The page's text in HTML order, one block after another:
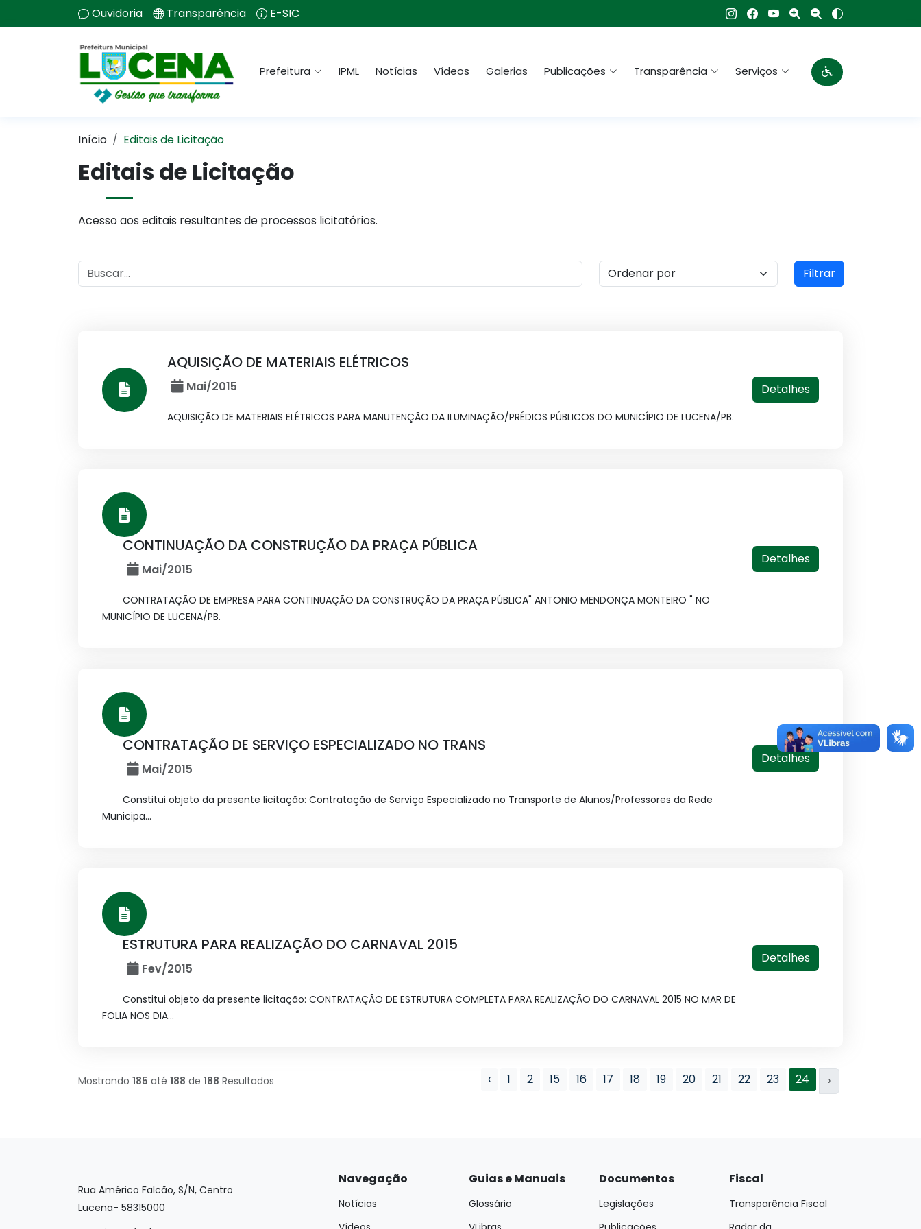
Ouvidoria Transparência E-SIC
Prefeitura IPML Notícias Vídeos Galerias Publicações Transparência Serviços
Início Editais de Licitação
Editais de Licitação
Acesso aos editais resultantes de processos licitatórios.
Filtrar
AQUISIÇÃO DE MATERIAIS ELÉTRICOS
Mai/2015
AQUISIÇÃO DE MATERIAIS ELÉTRICOS PARA MANUTENÇÃO DA ILUMINAÇÃO/PRÉDIOS PÚBLICOS DO MUNICÍPIO DE LUCENA/PB.
Detalhes
CONTINUAÇÃO DA CONSTRUÇÃO DA PRAÇA PÚBLICA
Mai/2015
CONTRATAÇÃO DE EMPRESA PARA CONTINUAÇÃO DA CONSTRUÇÃO DA PRAÇA PÚBLICA" ANTONIO MENDONÇA MONTEIRO " NO
MUNICÍPIO DE LUCENA/PB.
Detalhes
CONTRATAÇÃO DE SERVIÇO ESPECIALIZADO NO TRANS
Mai/2015
Constitui objeto da presente licitação: Contratação de Serviço Especializado no Transporte de Alunos/Professores da Rede
Municipa...
Detalhes
ESTRUTURA PARA REALIZAÇÃO DO CARNAVAL 2015
Fev/2015
Constitui objeto da presente licitação: CONTRATAÇÃO DE ESTRUTURA COMPLETA PARA REALIZAÇÃO DO CARNAVAL 2015 NO MAR DE
FOLIA NOS DIA...
Detalhes
Mostrando 185 até 188 de 188 Resultados ‹ 1 2 15 16 17 18 19 20 21 22 23 24 ›
Rua Américo Falcão, S/N, Centro
Lucena- 58315000
Navegação
Notícias
Guias e Manuais
Glossário
Documentos
Legislações
Fiscal
Transparência Fiscal